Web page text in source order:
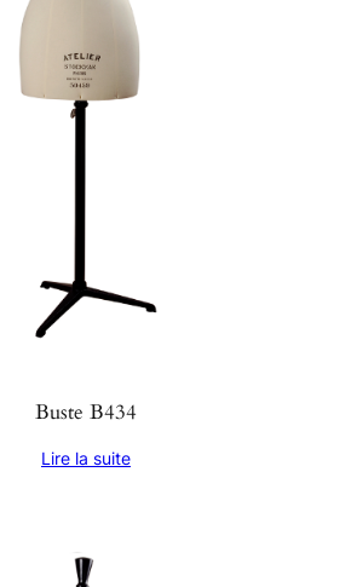
Buste B434
Lire la suite